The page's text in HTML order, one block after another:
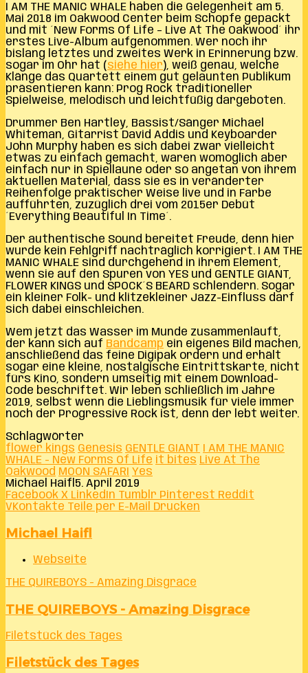
I AM THE MANIC WHALE haben die Gelegenheit am 5.
Mai 2018 im Oakwood Center beim Schopfe gepackt
und mit ´New Forms Of Life – Live At The Oakwood´ ihr
erstes Live-Album aufgenommen. Wer noch ihr
bislang letztes und zweites Werk in Erinnerung bzw.
sogar im Ohr hat (siehe hier), weiß genau, welche
Klänge das Quartett einem gut gelaunten Publikum
präsentieren kann: Prog Rock traditioneller
Spielweise, melodisch und leichtfüßig dargeboten.
Drummer Ben Hartley, Bassist/Sänger Michael
Whiteman, Gitarrist David Addis und Keyboarder
John Murphy haben es sich dabei zwar vielleicht
etwas zu einfach gemacht, waren womöglich aber
einfach nur in Spiellaune oder so angetan von ihrem
aktuellen Material, dass sie es in veränderter
Reihenfolge praktischer Weise live und in Farbe
aufführten, zuzüglich drei vom 2015er Debüt
´Everything Beautiful In Time´.
Der authentische Sound bereitet Freude, denn hier
wurde kein Fehlgriff nachträglich korrigiert. I AM THE
MANIC WHALE sind durchgehend in ihrem Element,
wenn sie auf den Spuren von YES und GENTLE GIANT,
FLOWER KINGS und SPOCK´S BEARD schlendern. Sogar
ein kleiner Folk- und klitzekleiner Jazz-Einfluss darf
sich dabei einschleichen.
Wem jetzt das Wasser im Munde zusammenläuft,
der kann sich auf Bandcamp ein eigenes Bild machen,
anschließend das feine Digipak ordern und erhält
sogar eine kleine, nostalgische Eintrittskarte, nicht
fürs Kino, sondern umseitig mit einem Download-
Code beschriftet. Wir leben schließlich im Jahre
2019, selbst wenn die Lieblingsmusik für viele immer
noch der Progressive Rock ist, denn der lebt weiter.
Schlagwörter
flower kings Genesis GENTLE GIANT
I AM THE MANIC
WHALE - New Forms Of Life it bites Live At The
Oakwood MOON SAFARI Yes
Michael Haifl 5. April 2019
Facebook X LinkedIn Tumblr Pinterest Reddit
VKontakte Teile per E-Mail Drucken
Michael Haifl
Webseite
THE QUIREBOYS - Amazing Disgrace
THE QUIREBOYS - Amazing Disgrace
Filetstück des Tages
Filetstück des Tages